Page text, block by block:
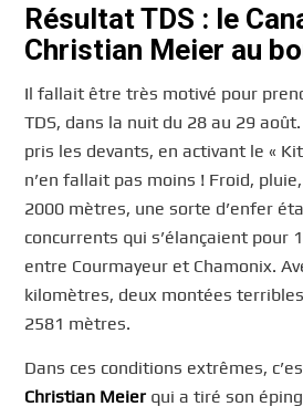
Résultat TDS : le
Christian Meier au
Il fallait être très motivé pour
TDS, dans la nuit du 28 au 29
pris les devants, en activant le «
n’en fallait pas moins ! Froid,
2000 mètres, une sorte d’enfer
concurrents qui s’élançaient pour
entre Courmayeur et Chamonix.
kilomètres, deux montées
2581 mètres.
Dans ces conditions extrêmes,
Christian Meier qui a tiré son